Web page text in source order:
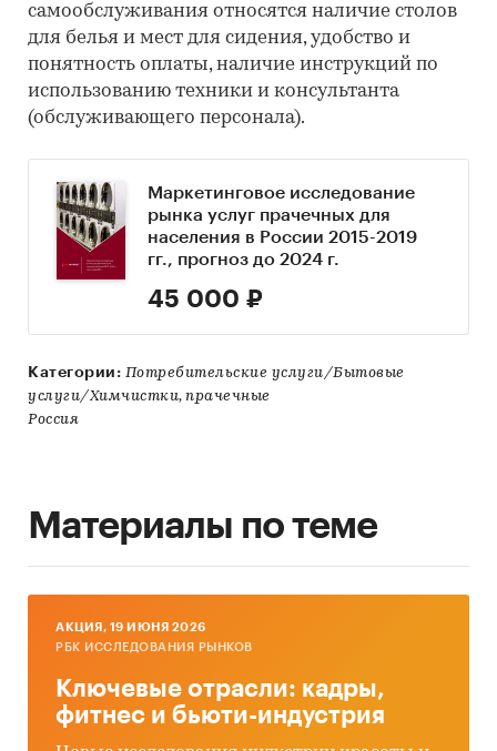
самообслуживания относятся наличие столов
для белья и мест для сидения, удобство и
понятность оплаты, наличие инструкций по
использованию техники и консультанта
(обслуживающего персонала).
Маркетинговое исследование
рынка услуг прачечных для
населения в России 2015-2019
гг., прогноз до 2024 г.
45 000 ₽
Категории: Потребительские услуги/Бытовые
услуги/Химчистки, прачечные
Россия
Материалы по теме
AКЦИЯ, 19 ИЮНЯ 2026
РБК ИССЛЕДОВАНИЯ РЫНКОВ
Ключевые отрасли: кадры,
фитнес и бьюти-индустрия